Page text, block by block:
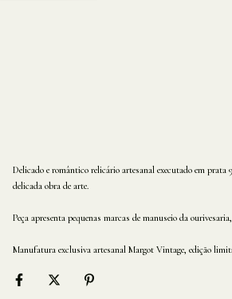
Delicado e romântico relicário artesanal executado em prata
delicada obra de arte.
Peça apresenta pequenas marcas de manuseio da
Manufatura exclusiva artesanal Margot Vintage, edição